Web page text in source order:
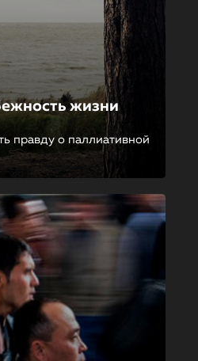
жизни
правду о паллиативной